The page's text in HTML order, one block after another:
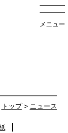
メニュー
トップ> ニュース